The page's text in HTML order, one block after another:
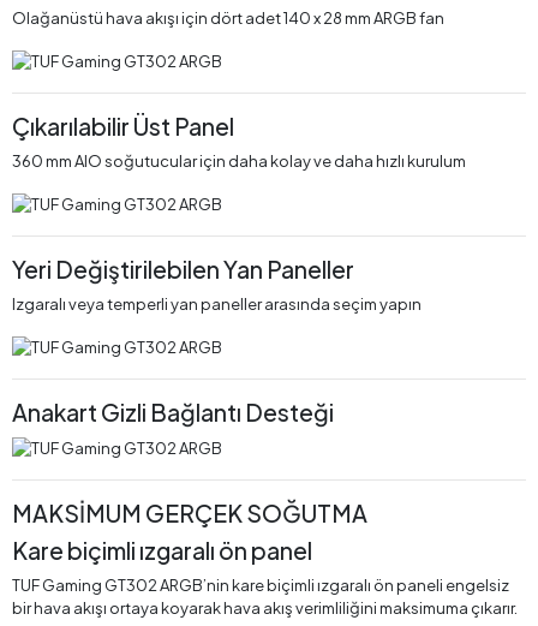
Olağanüstü hava akışı için dört adet 140 x 28 mm ARGB fan
Çıkarılabilir Üst Panel
360 mm AIO soğutucular için daha kolay ve daha hızlı kurulum
Yeri Değiştirilebilen Yan Paneller
Izgaralı veya temperli yan paneller arasında seçim yapın
Anakart Gizli Bağlantı Desteği
MAKSİMUM GERÇEK SOĞUTMA
Kare biçimli ızgaralı ön panel
TUF Gaming GT302 ARGB’nin kare biçimli ızgaralı ön paneli engelsiz
bir hava akışı ortaya koyarak hava akış verimliliğini maksimuma çıkarır.